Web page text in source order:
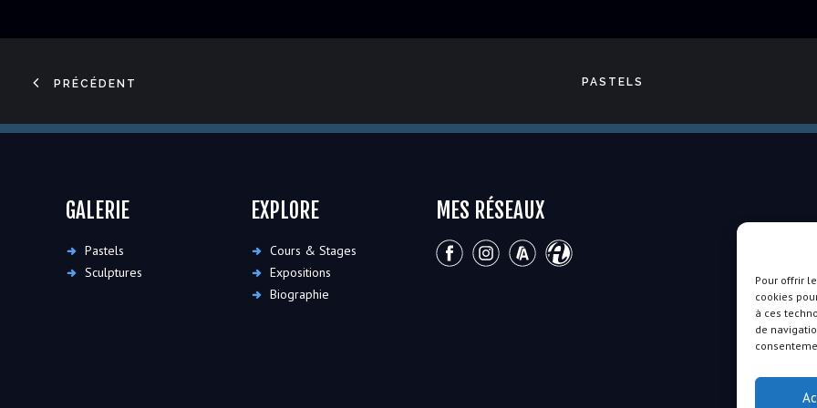
Pour offrir
cookies
à ces
de
PRÉCÉDENT PASTELS
GALERIE
Pastels
Sculptures
EXPLORE
Cours & Stages
Expositions
Biographie
MES RÉSEAUX